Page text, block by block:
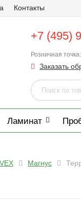
Контакты
+7 (495)
Розничная
Заказать
Ламинат
Магнус